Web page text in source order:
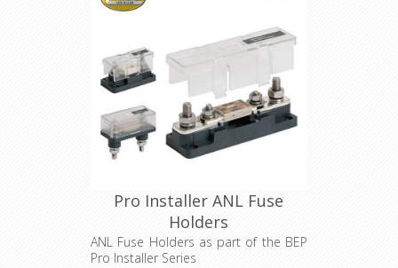
Pro Installer ANL Fuse
Holders
ANL Fuse Holders as part of the BEP
Pro Installer Series